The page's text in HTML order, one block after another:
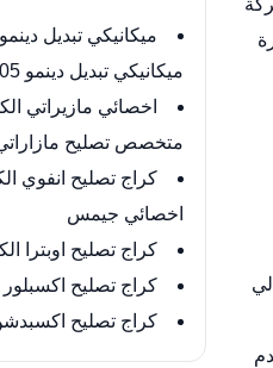
ميكانيكي تبديل
ميكانيكي تبديل دينمو 66633305
اخصائي مازيراتي
متخصص تصليح مازاراتي
اخصائي جيمس
كراج تصليح اوبترا
كراج تصليح اكسبلور
كراج تصليح